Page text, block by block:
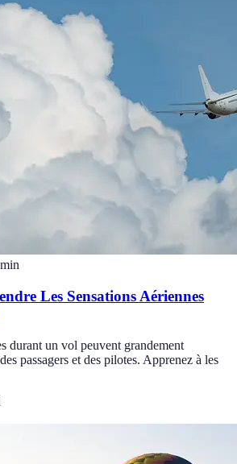
min
Les Sensations Aériennes
durant un vol peuvent grandement
passagers et des pilotes. Apprenez à les